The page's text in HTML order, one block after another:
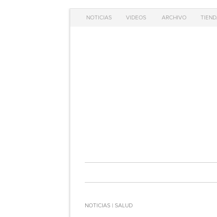
NOTICIAS VIDEOS ARCHIVO
NOTICIAS | SALUD